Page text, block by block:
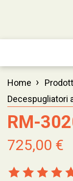
Home ›
Decespugliatori
RM-
725,00 €